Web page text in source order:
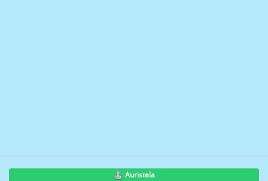
Auristela